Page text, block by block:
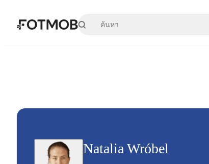
ข้ามไปยังเนื้อหาหลัก
Natalia Wróbel